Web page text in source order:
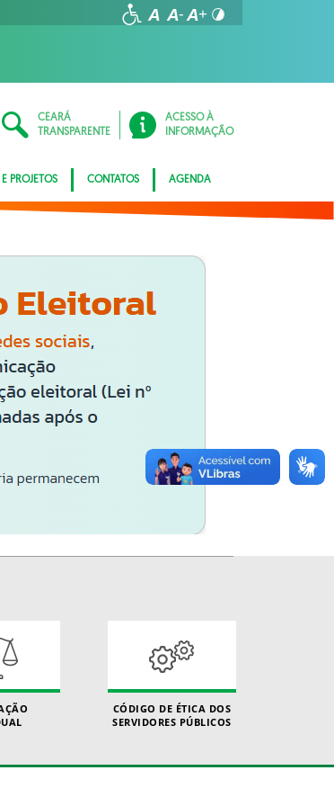
CEARÁ
TRANSPARENTE
ACESSO À
INFORMAÇÃO
PROJETOS CONTATOS AGENDA
CÓDIGO DE ÉTICA DOS
SERVIDORES PÚBLICOS